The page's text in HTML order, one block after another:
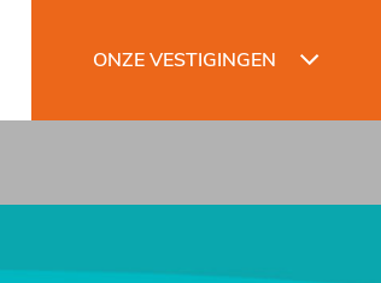
ONZE VESTIGINGEN